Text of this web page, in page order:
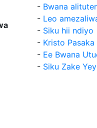
- Bwana
- Leo
- Siku hii ndiyo
- Kristo Pasaka
- Ee Bwana
- Siku Zake